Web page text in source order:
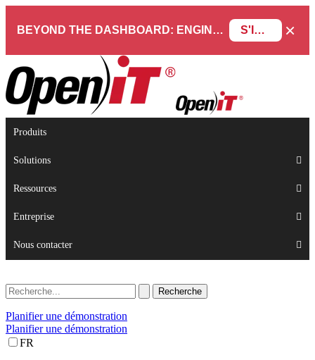
BEYOND THE DASHBOARD: ENGINEERING SOFTWARE IN SERVICENOW WEBINAR S'INSCRIRE ×
Produits
Solutions
Ressources
Entreprise
Nous contacter
Planifier une démonstration
Planifier une démonstration
FR